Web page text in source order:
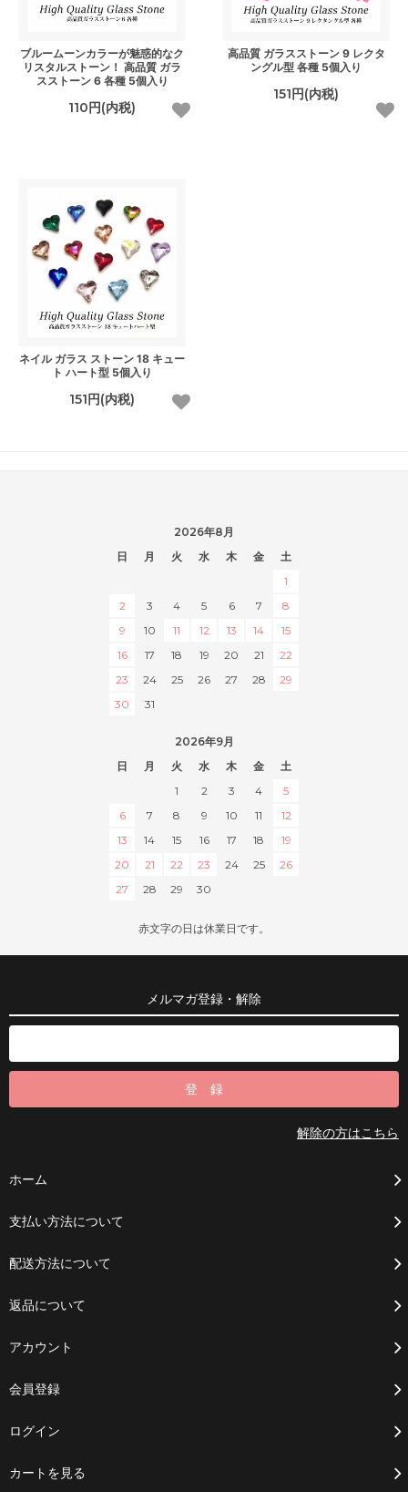
ブルームーンカラーが魅惑的なク
リスタルストーン！ 高品質 ガラ
スストーン 6 各種 5個入り
110円(内税)
高品質 ガラスストーン 9 レクタ
ングル型 各種 5個入り
151円(内税)
ネイル ガラス ストーン 18 キュー
ト ハート型 5個入り
151円(内税)
2026年8月
日
月 火 水 木 金
土
1
2
3 4 5 6 7
8
9
10 11 12 13 14
15
16
17 18 19 20 21
22
23
24 25 26 27 28
29
30
31
2026年9月
日
月 火 水 木 金
土
1
2 3 4
5
6
7 8 9 10 11
12
13
14 15 16 17 18
19
20
21 22 23 24 25
26
27
28 29 30
赤文字の日は休業日です。
メルマガ登録・解除
解除の方はこちら
ホーム
支払い方法について
配送方法について
返品について
アカウント
会員登録
ログイン
カートを見る